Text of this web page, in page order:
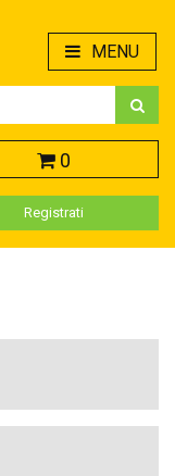
MENU
0
Registrati